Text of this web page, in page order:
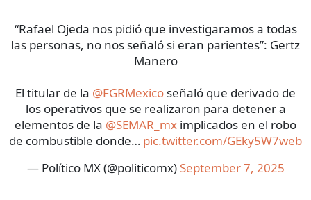
“Rafael Ojeda nos pidió que investigaramos a todas
las personas, no nos señaló si eran parientes”: Gertz
Manero
El titular de la @FGRMexico señaló que derivado de
los operativos que se realizaron para detener a
elementos de la @SEMAR_mx implicados en el robo
de combustible donde… pic.twitter.com/GEky5W7web
— Político MX (@politicomx) September 7, 2025